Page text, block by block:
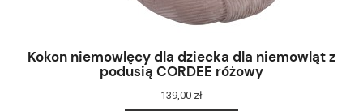
Kokon niemowlęcy dla dziecka dla niemowląt z
podusią CORDEE różowy
139,00 zł